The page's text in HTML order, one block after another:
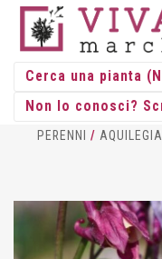
PERENNI / AQUILEGIA